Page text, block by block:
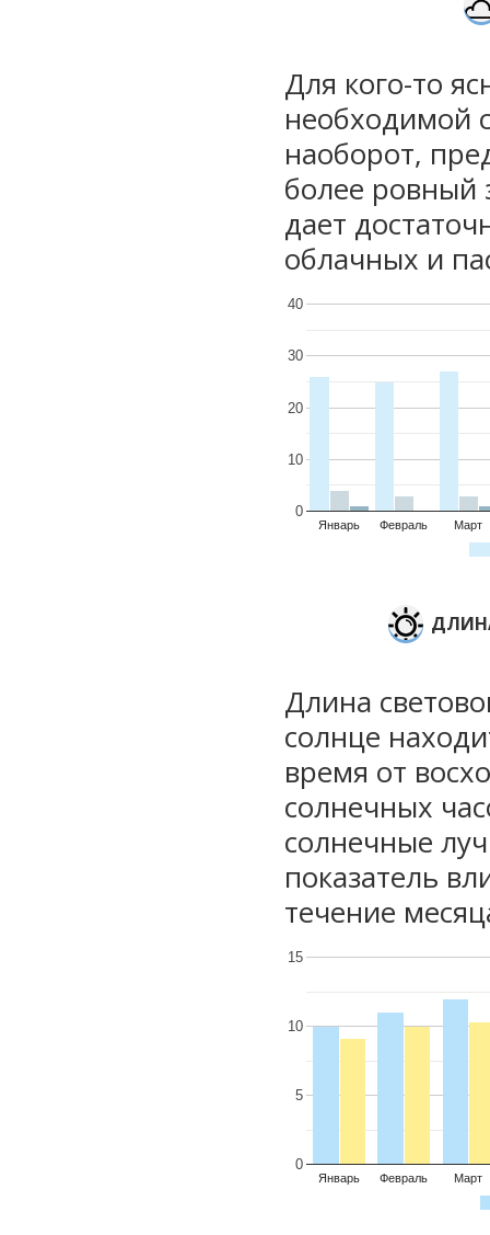
Для кого-то
необходимой
наоборот,
более ровный
дает
облачных и
Январь Февраль Март
0
10
20
30
40
Длина
солнце
время от
солнечных
солнечные
показатель
течение
Январь Февраль Март
0
5
10
15